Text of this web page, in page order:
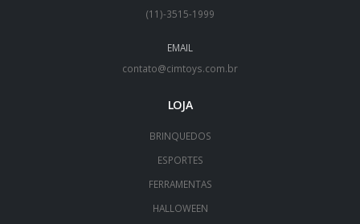
(11)-3515-1999
EMAIL
contato@cimtoys.com.br
LOJA
BRINQUEDOS
ESPORTES
FERRAMENTAS
HALLOWEEN